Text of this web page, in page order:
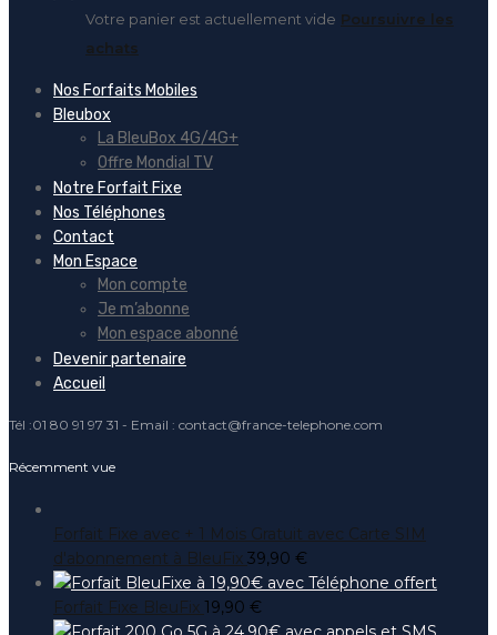
Votre panier est actuellement vide Poursuivre les
achats
Nos Forfaits Mobiles
Bleubox
La BleuBox 4G/4G+
Offre Mondial TV
Notre Forfait Fixe
Nos Téléphones
Contact
Mon Espace
Mon compte
Je m’abonne
Mon espace abonné
Devenir partenaire
Accueil
Tél :01 80 91 97 31 - Email : contact@france-telephone.com
Récemment vue
Forfait Fixe avec + 1 Mois Gratuit avec Carte SIM
d'abonnement à BleuFix 39,90 €
Forfait Fixe BleuFix 19,90 €